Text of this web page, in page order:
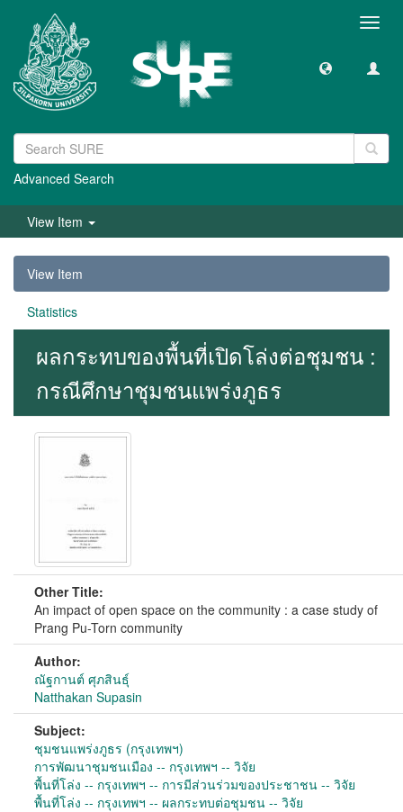
Advanced Search
View Item
View Item
Statistics
ผลกระทบของพื้นที่เปิดโล่งต่อชุมชน :
กรณีศึกษาชุมชนแพร่งภูธร
Other Title:
An impact of open space on the community : a case study of
Prang Pu-Torn community
Author:
ณัฐกานต์ ศุภสินธุ์
Natthakan Supasin
Subject:
ชุมชนแพร่งภูธร (กรุงเทพฯ)
การพัฒนาชุมชนเมือง -- กรุงเทพฯ -- วิจัย
พื้นที่โล่ง -- กรุงเทพฯ -- การมีส่วนร่วมของประชาชน -- วิจัย
พื้นที่โล่ง -- กรุงเทพฯ -- ผลกระทบต่อชุมชน -- วิจัย